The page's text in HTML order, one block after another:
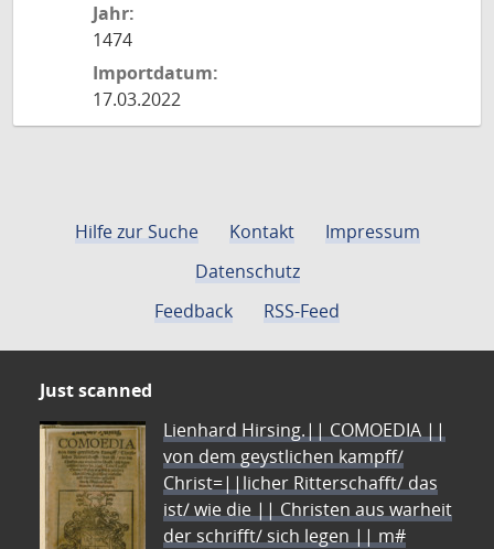
Jahr:
1474
Importdatum:
17.03.2022
Hilfe zur Suche Kontakt
Impressum
Datenschutz
Feedback
RSS-Feed
Just scanned
Lienhard Hirsing.|| COMOEDIA ||
von dem geystlichen kampff/
Christ=||licher Ritterschafft/ das
ist/ wie die || Christen aus warheit
der schrifft/ sich legen || m#